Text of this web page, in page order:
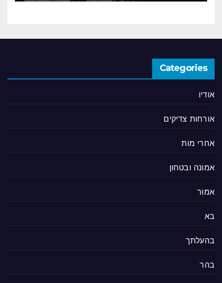
Categories
אודיו
אורחות צדיקים
אחרי מות
אמונה ובטחון
אמור
בא
בהעלתך
בהר